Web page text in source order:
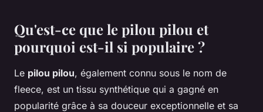
Qu'est-ce que le pilou pilou et
pourquoi est-il si populaire ?
Le pilou pilou, également connu sous le nom de
fleece, est un tissu synthétique qui a gagné en
popularité grâce à sa douceur exceptionnelle et sa